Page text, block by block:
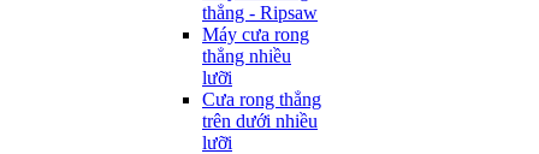
thẳng - Ripsaw
Máy cưa rong
thẳng nhiều
lưỡi
Cưa rong thẳng
trên dưới nhiều
lưỡi